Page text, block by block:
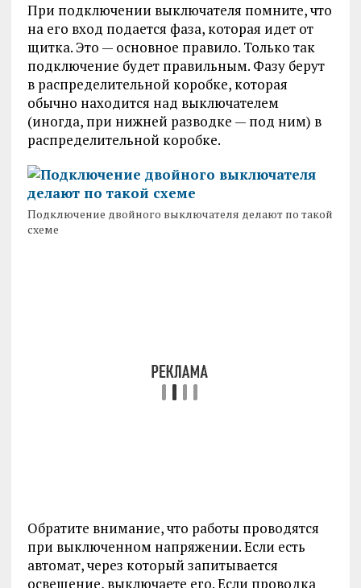
При подключении выключателя помните, что
на его вход подается фаза, которая идет от
щитка. Это — основное правило. Только так
подключение будет правильным. Фазу берут
в распределительной коробке, которая
обычно находится над выключателем
(иногда, при нижней разводке — под ним) в
распределительной коробке.
Подключение двойного выключателя делают по такой
схеме
Обратите внимание, что работы проводятся
при выключенном напряжении. Если есть
автомат, через который запитывается
освещение, выключаете его. Если проводка